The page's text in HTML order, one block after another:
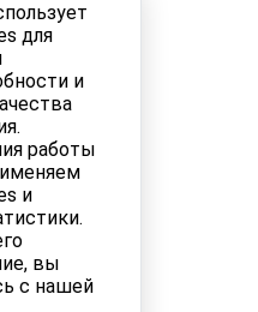
для
и
работы
и
вы
с нашей